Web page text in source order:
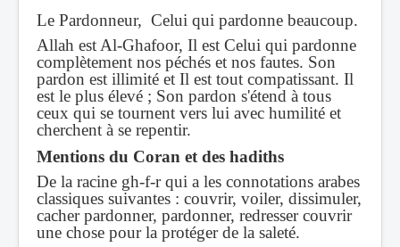
Le Pardonneur, Celui qui pardonne beaucoup.
Allah est Al-Ghafoor, Il est Celui qui pardonne
complètement nos péchés et nos fautes. Son
pardon est illimité et Il est tout compatissant. Il
est le plus élevé ; Son pardon s'étend à tous
ceux qui se tournent vers lui avec humilité et
cherchent à se repentir.
Mentions du Coran et des hadiths
De la racine gh-f-r qui a les connotations arabes
classiques suivantes : couvrir, voiler, dissimuler,
cacher pardonner, pardonner, redresser couvrir
une chose pour la protéger de la saleté.